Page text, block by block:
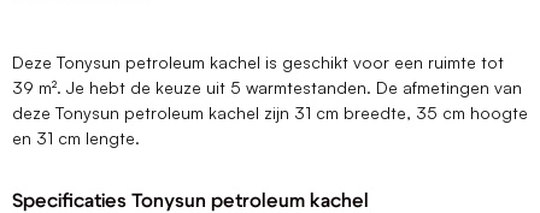
Deze Tonysun petroleum kachel is geschikt voor een ruimte tot
39 m². Je hebt de keuze uit 5 warmtestanden. De afmetingen van
deze Tonysun petroleum kachel zijn 31 cm breedte, 35 cm hoogte
en 31 cm lengte.
Specificaties Tonysun petroleum kachel